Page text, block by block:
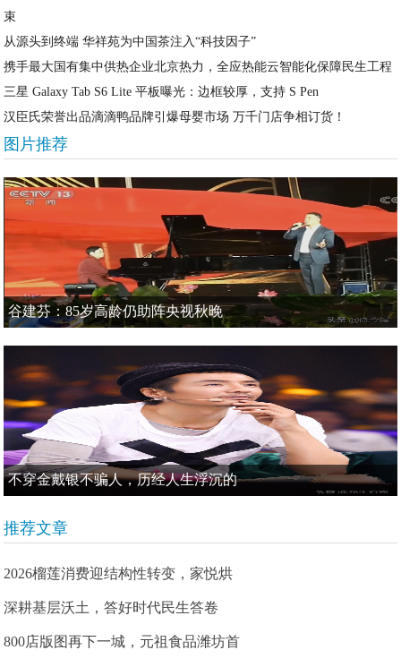
束
从源头到终端 华祥苑为中国茶注入“科技因子”
携手最大国有集中供热企业北京热力，全应热能云智能化保障民生工程
三星 Galaxy Tab S6 Lite 平板曝光：边框较厚，支持 S Pen
汉臣氏荣誉出品滴滴鸭品牌引爆母婴市场 万千门店争相订货！
图片推荐
谷建芬：85岁高龄仍助阵央视秋晚
不穿金戴银不骗人，历经人生浮沉的
推荐文章
2026榴莲消费迎结构性转变，家悦烘
深耕基层沃土，答好时代民生答卷
800店版图再下一城，元祖食品潍坊首